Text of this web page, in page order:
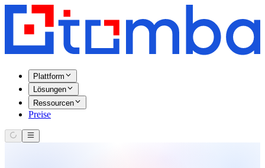
Plattform
Lösungen
Ressourcen
Preise